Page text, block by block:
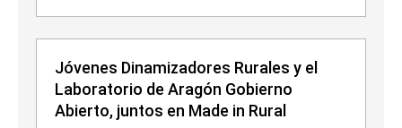
Jóvenes Dinamizadores Rurales y el
Laboratorio de Aragón Gobierno
Abierto, juntos en Made in Rural